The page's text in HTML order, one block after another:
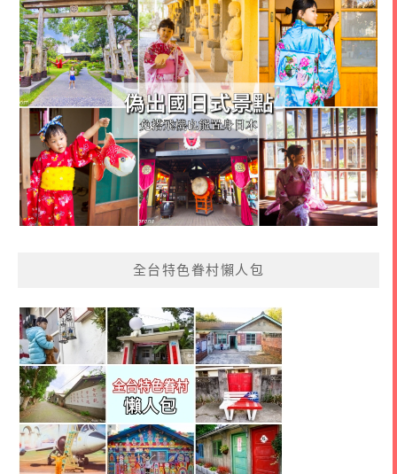
全台特色眷村懶人包